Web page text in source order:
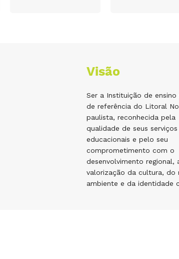
Visão
Ser a Instituição de ensino
de referência do Litoral
paulista, reconhecida pela
qualidade de seus serviços
educacionais e pelo seu
comprometimento com o
desenvolvimento regional,
valorização da cultura, do
ambiente e da identidade